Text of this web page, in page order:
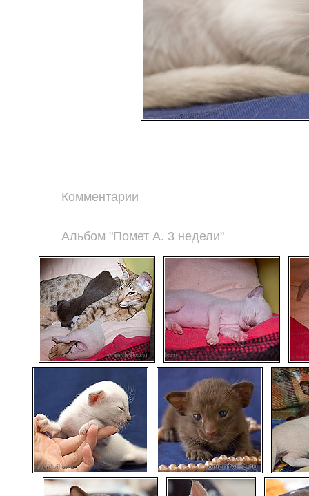
Комментарии
Альбом "Помет А. 3 недели"